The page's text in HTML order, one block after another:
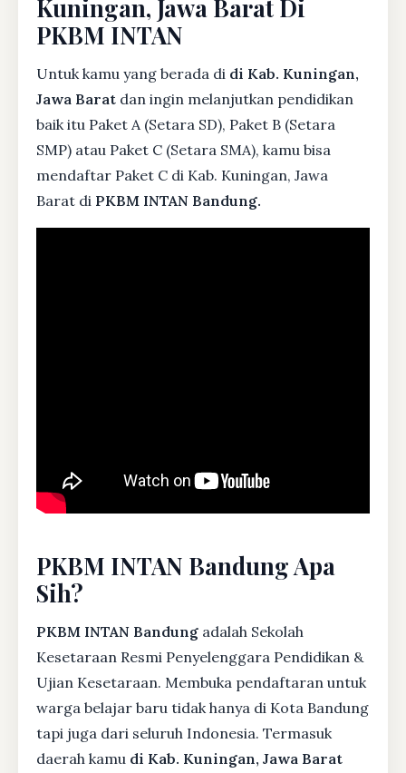
Kuningan, Jawa Barat Di
PKBM INTAN
Untuk kamu yang berada di di Kab. Kuningan,
Jawa Barat dan ingin melanjutkan pendidikan
baik itu Paket A (Setara SD), Paket B (Setara
SMP) atau Paket C (Setara SMA), kamu bisa
mendaftar Paket C di Kab. Kuningan, Jawa
Barat di PKBM INTAN Bandung.
PKBM INTAN Bandung Apa
Sih?
PKBM INTAN Bandung adalah Sekolah
Kesetaraan Resmi Penyelenggara Pendidikan &
Ujian Kesetaraan. Membuka pendaftaran untuk
warga belajar baru tidak hanya di Kota Bandung
tapi juga dari seluruh Indonesia. Termasuk
daerah kamu di Kab. Kuningan, Jawa Barat